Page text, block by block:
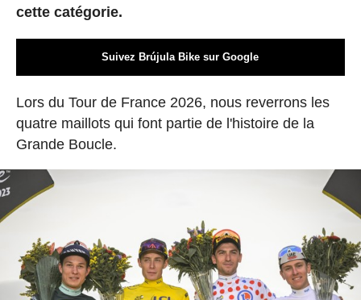
cette catégorie.
Suivez Brújula Bike sur Google
Lors du Tour de France 2026, nous reverrons les
quatre maillots qui font partie de l'histoire de la
Grande Boucle.